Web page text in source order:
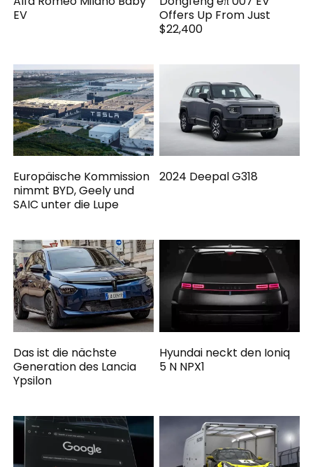
EV
Offers Up From Just
$22,400
Europäische Kommission
nimmt BYD, Geely und
SAIC unter die Lupe
2024 Deepal G318
Das ist die nächste
Generation des Lancia
Ypsilon
Hyundai neckt den Ioniq
5 N NPX1